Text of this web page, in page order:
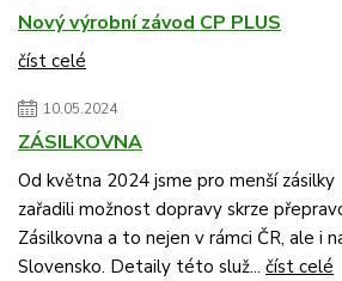
Nový výrobní závod CP PLUS
číst celé
10.05.2024
ZÁSILKOVNA
Od května 2024 jsme pro menší zásilky
zařadili možnost dopravy skrze
Zásilkovna a to nejen v rámci ČR, ale i
Slovensko. Detaily této služ... číst celé